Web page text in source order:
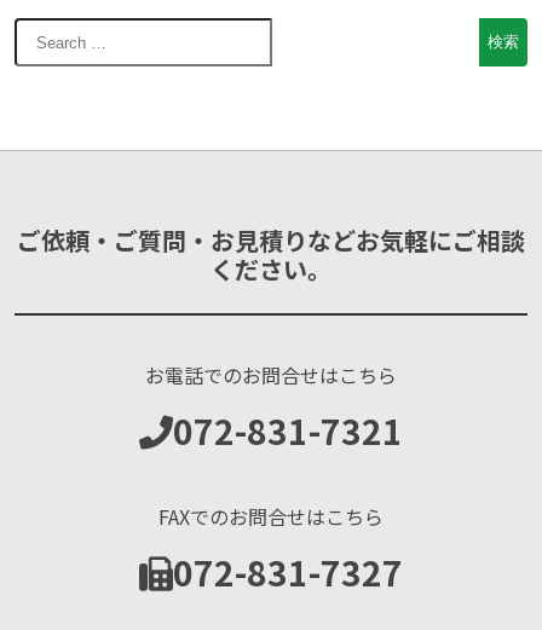
ご依頼・ご質問・お見積りなどお気軽にご相談
ください。
お電話でのお問合せはこちら
072-831-7321
FAXでのお問合せはこちら
072-831-7327